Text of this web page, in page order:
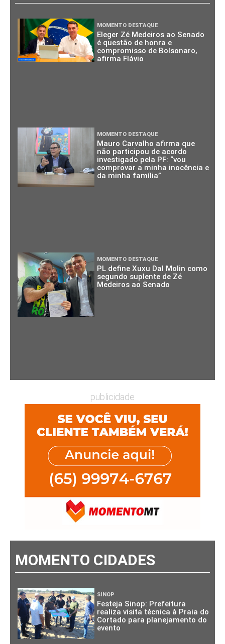
MOMENTO DESTAQUE
Eleger Zé Medeiros ao Senado
é questão de honra e
compromisso de Bolsonaro,
afirma Flávio
MOMENTO DESTAQUE
Mauro Carvalho afirma que
não participou de acordo
investigado pela PF: “vou
comprovar a minha inocência e
da minha família”
MOMENTO DESTAQUE
PL define Xuxu Dal Molin como
segundo suplente de Zé
Medeiros ao Senado
publicidade
MOMENTO CIDADES
SINOP
Festeja Sinop: Prefeitura
realiza visita técnica à Praia do
Cortado para planejamento do
evento